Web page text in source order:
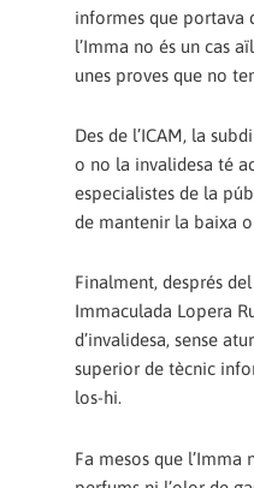
informes que portava
l’Imma no és un cas
unes proves que no
Des de l’ICAM, la
o no la invalidesa té
especialistes de la
de mantenir la baixa o
Finalment, després
Immaculada Lopera
d’invalidesa, sense
superior de tècnic
los-hi.
Fa mesos que